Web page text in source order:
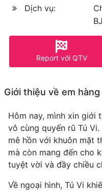
Dịch vụ:
Report với QTV
Giới thiệu về em hàng
Hôm nay, mình xin giới
vô cùng quyến rũ Tú
mê hồn với khuôn mặt
mà còn mang đến cho
tuyệt vời và đầy chiều
Về ngoại hình, Tú Vi